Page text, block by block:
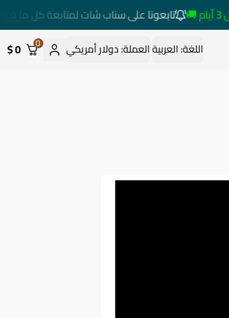
تابعونا على سناب شات لمتابعة كل ما هو
اللغة:العربيةالعملة:دولار أمريكي 0
0 $